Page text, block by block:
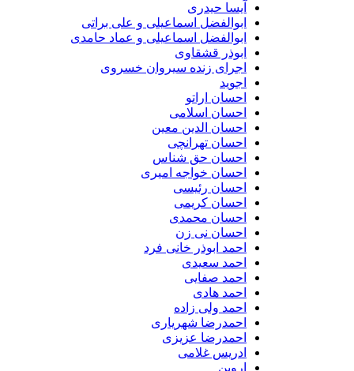
آیسا حیدری
ابوالفضل اسماعیلی و علی براتی
ابوالفضل اسماعیلی و عماد حامدی
ابوذر قشقاوی
اجرای زنده سیروان خسروی
احسان اراتو
احسان اسلامی
احسان الدین معین
احسان تهرانچی
احسان حق شناس
احسان خواجه امیری
احسان رئیسی
احسان کریمی
احسان محمدی
احسان نی زن
احمد ابوذر خانی فرد
احمد سعیدی
احمد صفایی
احمد هادی
احمد ولی زاده
احمدرضا شهریاری
احمدرضا عزیزی
ادریس غلامی